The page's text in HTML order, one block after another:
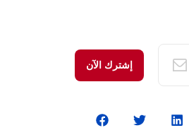
إشترك الآن